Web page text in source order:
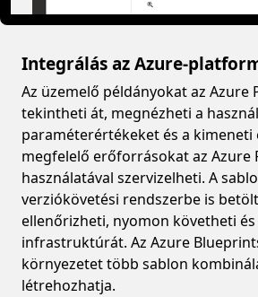
Integrálás az Azure-
Az üzemelő példányokat az Azure
tekintheti át, megnézheti a
paraméterértékeket és a kimeneti
megfelelő erőforrásokat az Azure
használatával szervizelheti. A
verziókövetési rendszerbe is
ellenőrizheti, nyomon követheti
infrastruktúrát. Az Azure
környezetet több sablon
létrehozhatja.